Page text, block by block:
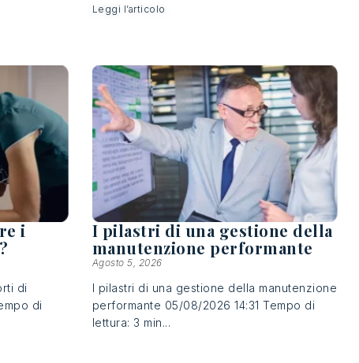
Leggi l’articolo
i
di
di
I pilastri di una gestione della
manutenzione performante
Agosto 5, 2026
I pilastri di una gestione della manutenzione
performante 05/08/2026 14:31 Tempo di
lettura: 3 min...